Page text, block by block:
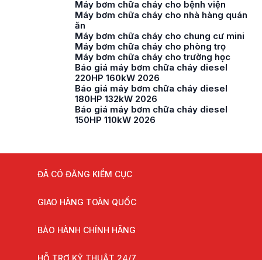
Máy bơm chữa cháy cho bệnh viện
Máy bơm chữa cháy cho nhà hàng quán
ăn
Máy bơm chữa cháy cho chung cư mini
Máy bơm chữa cháy cho phòng trọ
Máy bơm chữa cháy cho trường học
Báo giá máy bơm chữa cháy diesel
220HP 160kW 2026
Báo giá máy bơm chữa cháy diesel
180HP 132kW 2026
Báo giá máy bơm chữa cháy diesel
150HP 110kW 2026
ĐÃ CÓ ĐĂNG KIỂM CỤC
GIAO HÀNG TOÀN QUỐC
BẢO HÀNH CHÍNH HÃNG
HỖ TRỢ KỸ THUẬT 24/7